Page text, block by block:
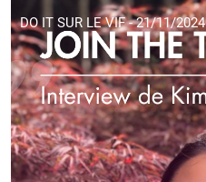
DO IT SUR LE VIF - 21/11/2024